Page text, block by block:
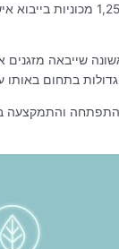
למכוניות. חברתו ייבאה מעל 1,250
שייבאה מזגנים
בתחום באותו
והתמקצעה